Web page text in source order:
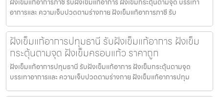
อาการและ ความเจ็บปวดตามร่างกาย ฝังเข็มแก้อาการภาชี รับ
ฝังเข็มแก้อาการปทุมธานี รับฝังเข็มแก้อาการ ฝังเข็ม
กระตุ้นตามจุด ฝังเข็มครอบแก้ว ราคาถูก
ฝังเข็มแก้อาการปทุมธานี รับฝังเข็มแก้อาการ ฝังเข็มกระตุ้นตามจุด
บรรเทาอาการและ ความเจ็บปวดตามร่างกาย ฝังเข็มแก้อาการปทุม